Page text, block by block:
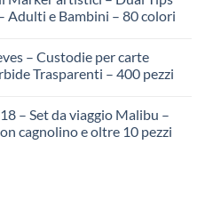
Adulti e Bambini – 80 colori
– Custodie per carte
Trasparenti – 400 pezzi
– Set da viaggio Malibu –
cagnolino e oltre 10 pezzi